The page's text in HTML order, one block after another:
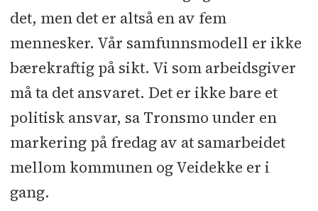
det, men det er altså en av fem
mennesker. Vår samfunnsmodell er ikke
bærekraftig på sikt. Vi som arbeidsgiver
må ta det ansvaret. Det er ikke bare et
politisk ansvar, sa Tronsmo under en
markering på fredag av at samarbeidet
mellom kommunen og Veidekke er i
gang.